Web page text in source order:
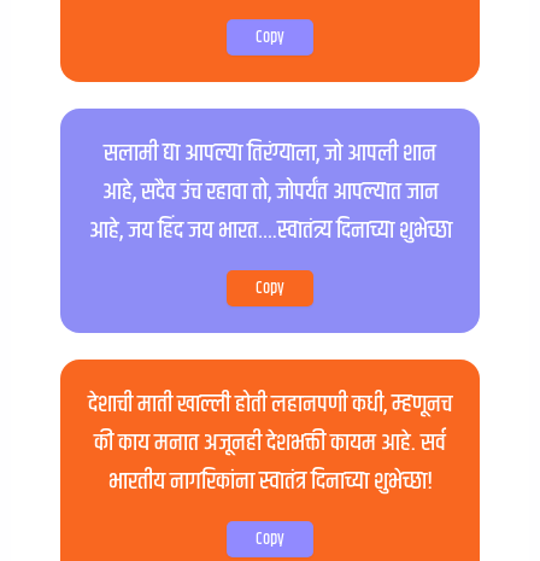
Copy
सलामी द्या आपल्या तिरंग्याला, जो आपली शान
आहे, सदैव उंच रहावा तो, जोपर्यंत आपल्यात जान
आहे, जय हिंद जय भारत….स्वातंत्र्य दिनाच्या शुभेच्छा
Copy
देशाची माती खाल्ली होती लहानपणी कधी, म्हणूनच
की काय मनात अजूनही देशभक्ती कायम आहे. सर्व
भारतीय नागरिकांना स्वातंत्र दिनाच्या शुभेच्छा!
Copy